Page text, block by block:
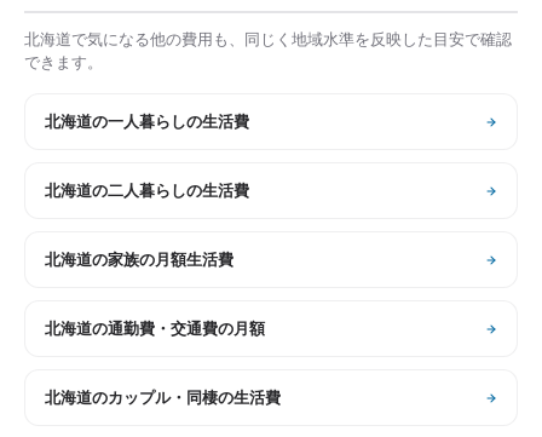
北海道で気になる他の費用も、同じく地域水準を反映した目安で確認
できます。
北海道の一人暮らしの生活費
北海道の二人暮らしの生活費
北海道の家族の月額生活費
北海道の通勤費・交通費の月額
北海道のカップル・同棲の生活費